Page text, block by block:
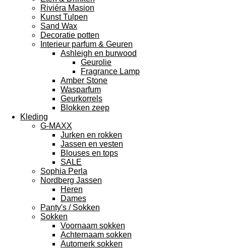
Riviéra Masion
Kunst Tulpen
Sand Wax
Decoratie potten
Interieur parfum & Geuren
Ashleigh en burwood
Geurolie
Fragrance Lamp
Amber Stone
Wasparfum
Geurkorrels
Blokken zeep
Kleding
G-MAXX
Jurken en rokken
Jassen en vesten
Blouses en tops
SALE
Sophia Perla
Nordberg Jassen
Heren
Dames
Panty's / Sokken
Sokken
Voornaam sokken
Achternaam sokken
Automerk sokken